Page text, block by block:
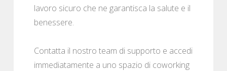
lavoro sicuro che ne garantisca la salute e il
benessere.
Contatta il nostro team di supporto e accedi
immediatamente a uno spazio di coworking